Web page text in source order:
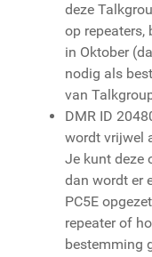
deze
op repeaters,
in Oktober
nodig als
van
DMR ID
wordt vrijwel
Je kunt deze
dan wordt er
PC5E
repeater of
bestemming